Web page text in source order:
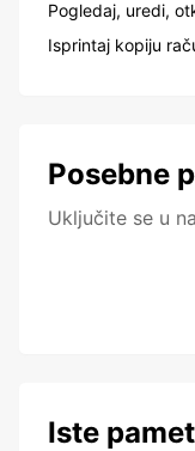
Pogledaj, uredi,
Isprintaj kopiju
Posebne
Uključite se u
Iste